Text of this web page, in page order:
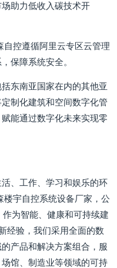
助力低收入碳技术开
控遵循阿里云专区云管理
保障系统安全。
东南亚国家在内的其他亚
制化建筑和空间数字化管
能通过数字化未来实现零
、工作、学习和娱乐的环
宇自控系统设备厂家，公
为智能、健康和可持续建
经验，我们采用全面的数
产品和解决方案组合，服
馆、制造业等领域的可持